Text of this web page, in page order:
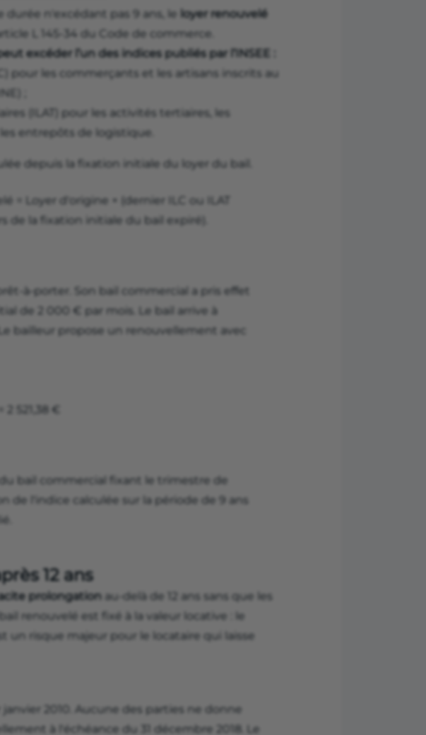
n'excédant pas 9 ans, le loyer renouvelé
L 145-34 du Code de commerce.
excéder l’un des indices publiés par l’INSEE :
pour les commerçants et les artisans inscrits au
;
(ILAT) pour les activités tertiaires, les
entrepôts de logistique.
depuis la fixation initiale du loyer du bail.
= Loyer d'origine × (dernier ILC ou ILAT
de la fixation initiale du bail expiré).
à-porter. Son bail commercial a pris effet
de 2 000 € par mois. Le bail arrive à
bailleur propose un renouvellement avec
2 521,38 €
bail commercial fixant le trimestre de
de l'indice calculée sur la période de 9 ans
12 ans
prolongation au-delà de 12 ans sans que les
renouvelé est fixé à la valeur locative : le
un risque majeur pour le locataire qui laisse
janvier 2010. Aucune des parties ne donne
à l'échéance du 31 décembre 2018. Le